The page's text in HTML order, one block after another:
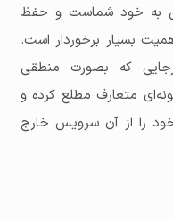
به خود شماست و حفظ
بسیار برخوردار است.
که بصورت منطقی
متعارف مطلع کرده و
را از آن سرویس خارج